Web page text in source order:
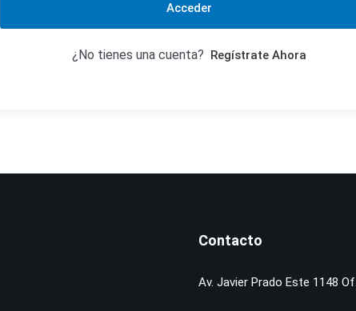
Acceder
¿No tienes una cuenta? Regístrate Ahora
Contacto
Av. Javier Prado Este 1148